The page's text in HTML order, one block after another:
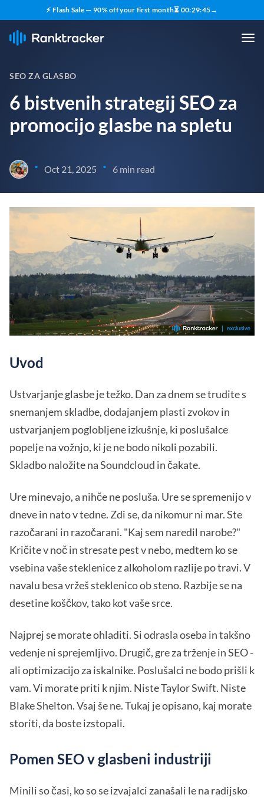
⚡ Flash Sale — 90% off your first month⏳ 00:29:43→
SEO ZA GLASBO
6 bistvenih strategij SEO za
promocijo glasbe na spletu
• Oct 21, 2025 • 6 min read
Uvod
Ustvarjanje glasbe je težko. Dan za dnem se trudite s
snemanjem skladbe, dodajanjem plasti zvokov in
ustvarjanjem poglobljene izkušnje, ki poslušalce
popelje na vožnjo, ki je ne bodo nikoli pozabili.
Skladbo naložite na Soundcloud in čakate.
Ure minevajo, a nihče ne posluša. Ure se spremenijo v
dneve in nato v tedne. Zdi se, da nikomur ni mar. Ste
razočarani in razočarani. "Kaj sem naredil narobe?"
Kričite v noč in stresate pest v nebo, medtem ko se
vsebina vaše steklenice z alkoholom razlije po travi. V
navalu besa vržeš steklenico ob steno. Razbije se na
desetine koščkov, tako kot vaše srce.
Najprej se morate ohladiti. Si odrasla oseba in takšno
vedenje ni sprejemljivo. Drugič, gre za trženje in SEO -
ali optimizacijo za iskalnike. Poslušalci ne bodo prišli k
vam. Vi morate priti k njim. Niste Taylor Swift. Niste
Blake Shelton. Vsaj še ne. Tukaj je opisano, kaj morate
storiti, da boste izstopali.
Pomen SEO v glasbeni industriji
Minili so časi, ko so se izvajalci zanašali le na radijsko